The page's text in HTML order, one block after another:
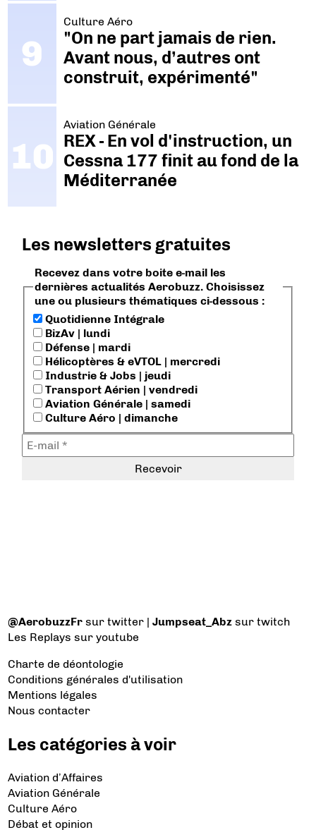
Culture Aéro
"On ne part jamais de rien.
Avant nous, d’autres ont
construit, expérimenté"
Aviation Générale
REX - En vol d'instruction, un
Cessna 177 finit au fond de la
Méditerranée
Les newsletters gratuites
Recevez dans votre boite e-mail les
dernières actualités Aerobuzz. Choisissez
une ou plusieurs thématiques ci-dessous :
Quotidienne Intégrale
BizAv | lundi
Défense | mardi
Hélicoptères & eVTOL | mercredi
Industrie & Jobs | jeudi
Transport Aérien | vendredi
Aviation Générale | samedi
Culture Aéro | dimanche
@AerobuzzFr sur twitter |Jumpseat_Abz sur twitch
Les Replays sur youtube
Charte de déontologie
Conditions générales d'utilisation
Mentions légales
Nous contacter
Les catégories à voir
Aviation d’Affaires
Aviation Générale
Culture Aéro
Débat et opinion